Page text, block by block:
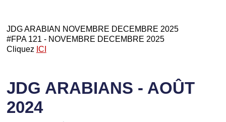
JDG ARABIAN NOVEMBRE DECEMBRE 2025
#FPA 121 - NOVEMBRE DECEMBRE 2025
Cliquez ICI
JDG ARABIANS - AOÛT
2024